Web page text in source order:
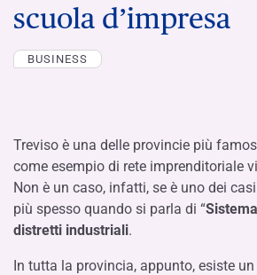
scuola d’impresa
BUSINESS
Treviso è una delle provincie più
come esempio di rete imprenditoriale
Non è un caso, infatti, se è uno dei
più spesso quando si parla di “
distretti industriali.
In tutta la provincia, appunto, esiste